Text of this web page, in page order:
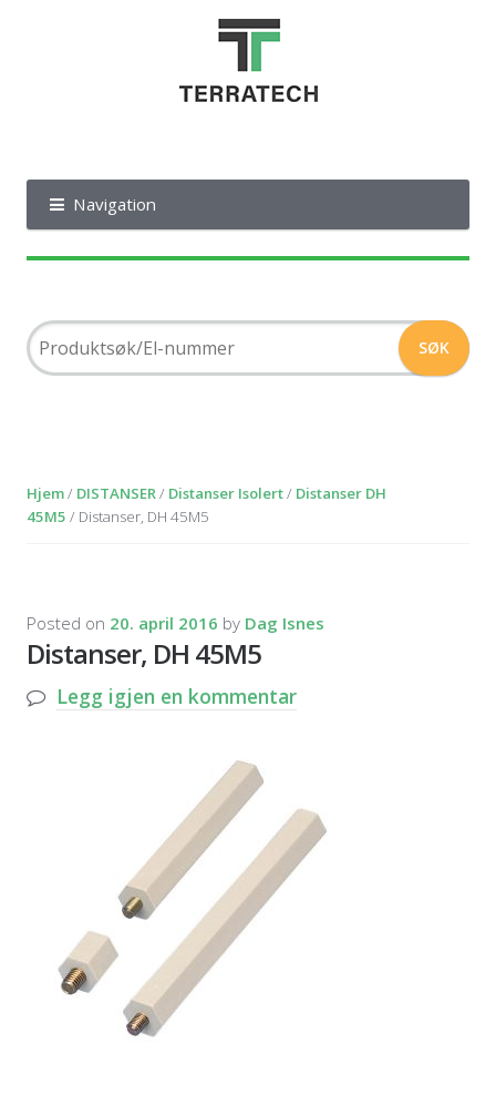
Navigation
Hjem/ DISTANSER/ Distanser Isolert/ Distanser DH
45M5 / Distanser, DH 45M5
Posted on 20. april 2016 by Dag Isnes
Distanser, DH 45M5
Legg igjen en kommentar